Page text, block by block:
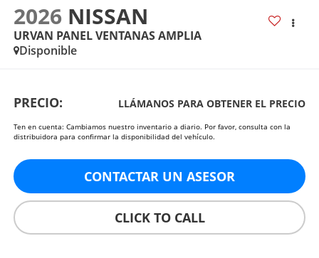
2026 NISSAN
URVAN PANEL VENTANAS AMPLIA
Disponible
PRECIO: LLÁMANOS PARA OBTENER EL PRECIO
Ten en cuenta: Cambiamos nuestro inventario a diario. Por favor, consulta con la
distribuidora para confirmar la disponibilidad del vehículo.
CONTACTAR UN ASESOR
CLICK TO CALL